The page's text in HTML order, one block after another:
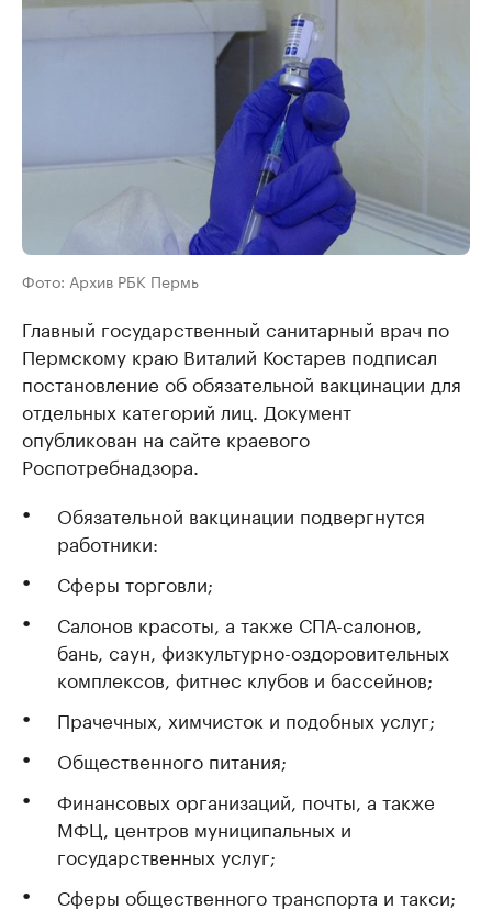
Фото: Архив РБК Пермь
Главный государственный санитарный врач по
Пермскому краю Виталий Костарев подписал
постановление об обязательной вакцинации для
отдельных категорий лиц. Документ
опубликован на сайте краевого
Роспотребнадзора.
Обязательной вакцинации подвергнутся
работники:
Сферы торговли;
Салонов красоты, а также СПА-салонов,
бань, саун, физкультурно-оздоровительных
комплексов, фитнес клубов и бассейнов;
Прачечных, химчисток и подобных услуг;
Общественного питания;
Финансовых организаций, почты, а также
МФЦ, центров муниципальных и
государственных услуг;
Сферы общественного транспорта и такси;